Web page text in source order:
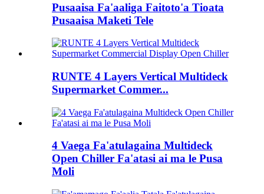
Pusaaisa Fa'aaliga Faitoto'a Tioata
Pusaaisa Maketi Tele
RUNTE 4 Layers Vertical Multideck
Supermarket Commer...
4 Vaega Fa'atulagaina Multideck
Open Chiller Fa'atasi ai ma le Pusa
Moli